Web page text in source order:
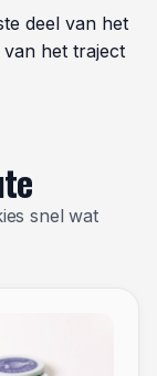
deel van het
van het traject
snel wat